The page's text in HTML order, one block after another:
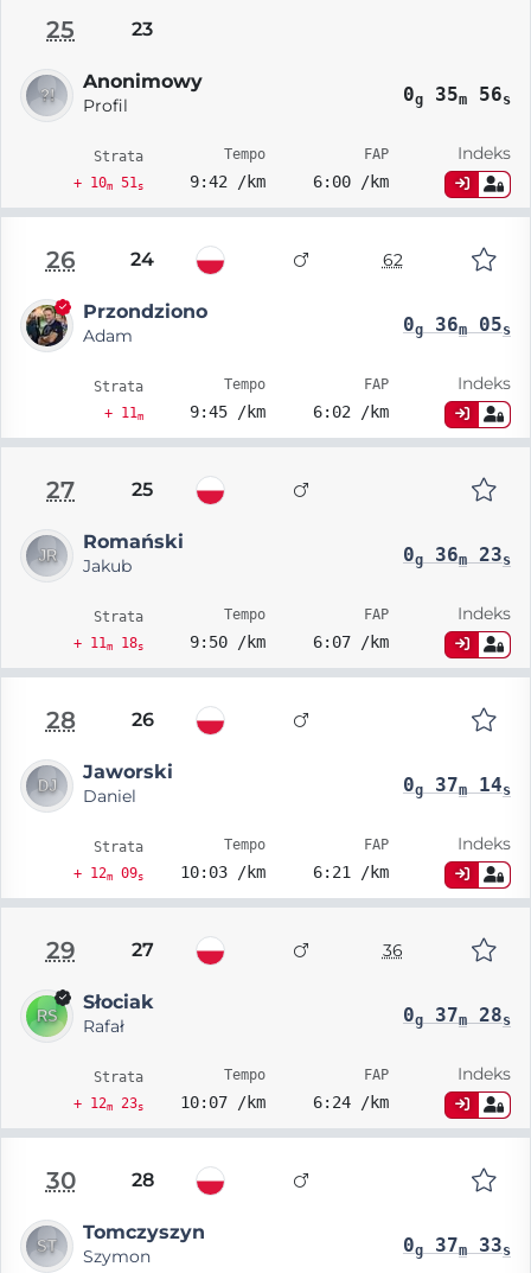
25 23
Anonimowy
Profil 0g35m56s
Strata
+ 10m51s
Tempo
9:42 /km
FAP
6:00 /km
Indeks
26 24 62
Przondziono
Adam 0g36m05s
Strata
+ 11m
Tempo
9:45 /km
FAP
6:02 /km
Indeks
27 25
Romański
Jakub 0g36m23s
Strata
+ 11m18s
Tempo
9:50 /km
FAP
6:07 /km
Indeks
28 26
Jaworski
Daniel 0g37m14s
Strata
+ 12m09s
Tempo
10:03 /km
FAP
6:21 /km
Indeks
29 27 36
Słociak
Rafał 0g37m28s
Strata
+ 12m23s
Tempo
10:07 /km
FAP
6:24 /km
Indeks
30 28
Tomczyszyn
Szymon 0g37m33s